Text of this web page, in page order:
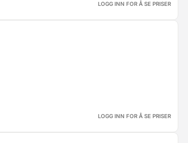
LOGG INN FOR Å SE PRISER
LOGG INN FOR Å SE PRISER